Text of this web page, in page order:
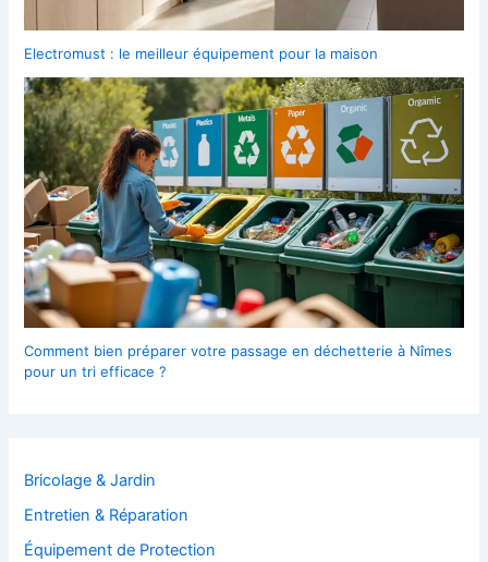
Electromust : le meilleur équipement pour la maison
Comment bien préparer votre passage en déchetterie à Nîmes
pour un tri efficace ?
Bricolage & Jardin
Entretien & Réparation
Équipement de Protection